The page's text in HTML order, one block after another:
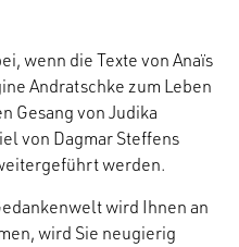
wenn die Texte von Anaïs
Andratschke zum Leben
Gesang von Judika
von Dagmar Steffens
werden.
wird Ihnen an
wird Sie neugierig